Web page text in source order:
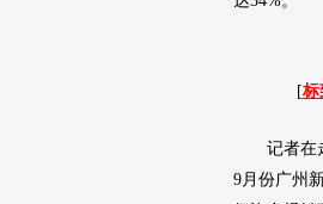
[标
记者在走
9月份广州